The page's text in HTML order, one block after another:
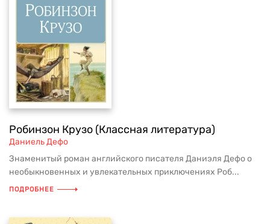
Робинзон Крузо (Классная литература)
Даниель Дефо
Знаменитый роман английского писателя Даниэля Дефо о
необыкновенных и увлекательных приключениях Роб...
ПОДРОБНЕЕ